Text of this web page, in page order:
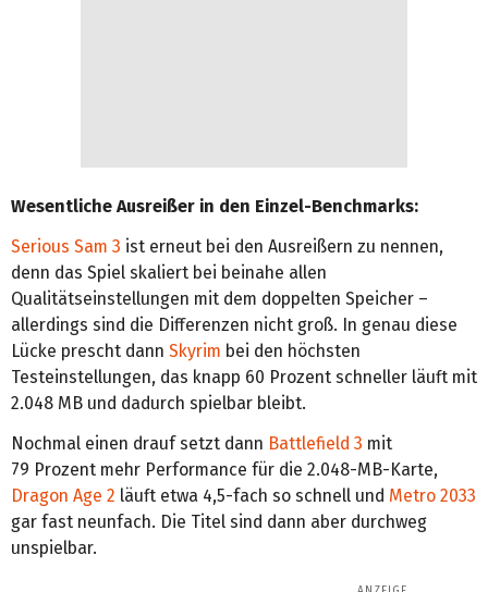
Wesentliche Ausreißer in den Einzel-Benchmarks:
Serious Sam 3 ist erneut bei den Ausreißern zu nennen,
denn das Spiel skaliert bei beinahe allen
Qualitätseinstellungen mit dem doppelten Speicher –
allerdings sind die Differenzen nicht groß. In genau diese
Lücke prescht dann Skyrim bei den höchsten
Testeinstellungen, das knapp 60 Prozent schneller läuft mit
2.048 MB und dadurch spielbar bleibt.
Nochmal einen drauf setzt dann Battlefield 3 mit
79 Prozent mehr Performance für die 2.048-MB-Karte,
Dragon Age 2 läuft etwa 4,5-fach so schnell und Metro 2033
gar fast neunfach. Die Titel sind dann aber durchweg
unspielbar.